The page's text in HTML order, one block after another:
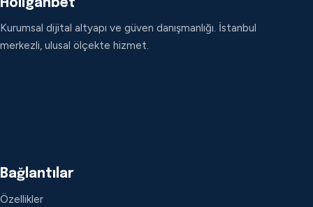
Holiganbet
Kurumsal dijital altyapı ve güven danışmanlığı. İstanbul
merkezli, ulusal ölçekte hizmet.
Bağlantılar
Özellikler